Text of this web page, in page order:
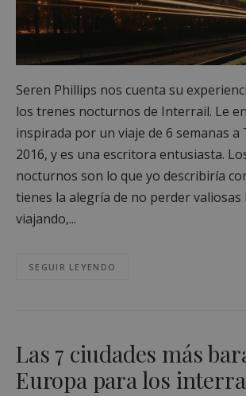
Seren Phillips nos cuenta su
los trenes nocturnos de Interrail. Le
inspirada por un viaje de 6 semanas a
2016, y es una escritora entusiasta.
nocturnos son lo que yo describiría
tienes la alegría de no perder valiosas
viajando,...
SEGUIR LEYENDO
Las 7 ciudades más
Europa para los